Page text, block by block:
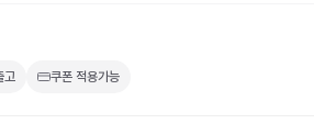
고 쿠폰 적용가능